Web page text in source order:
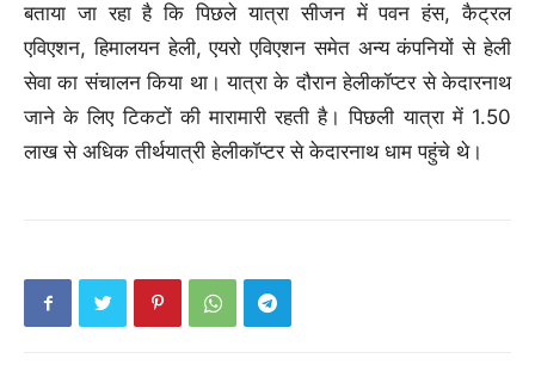
बताया जा रहा है कि पिछले यात्रा सीजन में पवन हंस, कैट्रल
एविएशन, हिमालयन हेली, एयरो एविएशन समेत अन्य कंपनियों से हेली
सेवा का संचालन किया था। यात्रा के दौरान हेलीकॉप्टर से केदारनाथ
जाने के लिए टिकटों की मारामारी रहती है। पिछली यात्रा में 1.50
लाख से अधिक तीर्थयात्री हेलीकॉप्टर से केदारनाथ धाम पहुंचे थे।